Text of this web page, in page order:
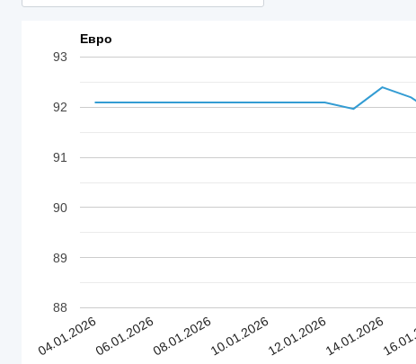
Евро
04.01.202606.01.202608.01.202610.01.202612.01.202614.01.2026
88
89
90
91
92
93